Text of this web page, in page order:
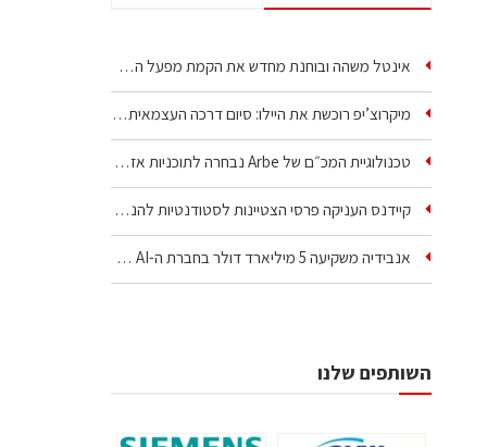
אינטל משהה ובוחנת מחדש את הקמת מפעל הענק שלה בקריית גת
מיקרוצ’יפ רוכשת את היילו: סיום דרכה העצמאית של אחת…
טכנולוגיית המכ״ם של Arbe נבחרה לתוכניות אזרחיות וביטחוניות
קיידנס העניקה פרסי הצטיינות לסטודנטיות להנדסת חשמל ופיזיקה
אנבידיה משקיעה 5 מיליארד דולר בחברת ה-AI של איליה סוצקבר
השותפים שלנו